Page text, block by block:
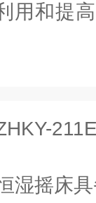
用和提
大容量光照
摇床具备精